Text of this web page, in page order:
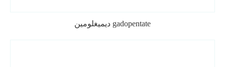
ديميغلومين gadopentate